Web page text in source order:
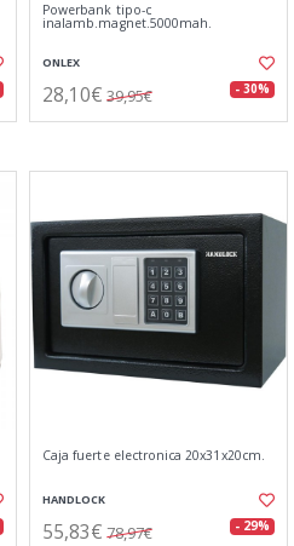
Powerbank tipo-c
inalamb.magnet.5000mah.
ONLEX
28,10€ 39,95€ - 30%
Caja fuerte electronica 20x31x20cm.
HANDLOCK
55,83€ 78,97€ - 29%